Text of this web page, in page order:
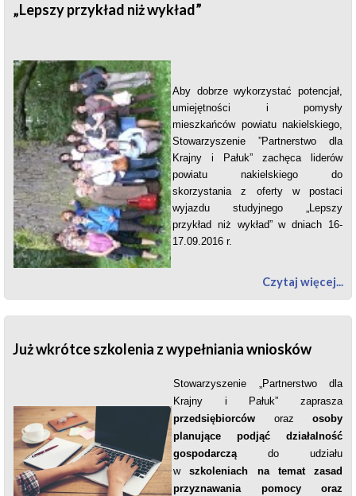
„Lepszy przykład niż wykład”
Aby dobrze wykorzystać potencjał,
umiejętności i pomysły
mieszkańców powiatu nakielskiego,
Stowarzyszenie ”Partnerstwo dla
Krajny i Pałuk” zachęca liderów
powiatu nakielskiego do
skorzystania z oferty w postaci
wyjazdu studyjnego „Lepszy
przykład niż wykład” w dniach 16-
17.09.2016 r.
Czytaj więcej...
Już wkrótce szkolenia z wypełniania wniosków
Stowarzyszenie „Partnerstwo dla
Krajny i Pałuk” zaprasza
przedsiębiorców oraz osoby
planujące podjąć działalność
gospodarcządo udziału
wszkoleniach na temat zasad
przyznawania pomocy oraz